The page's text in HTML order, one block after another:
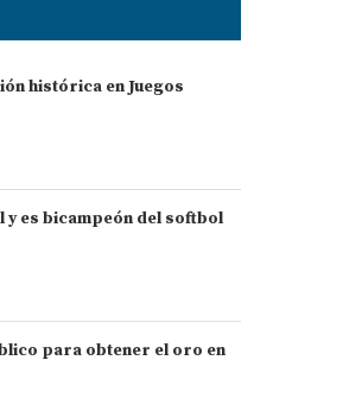
histórica en Juegos
y es bicampeón del softbol
para obtener el oro en